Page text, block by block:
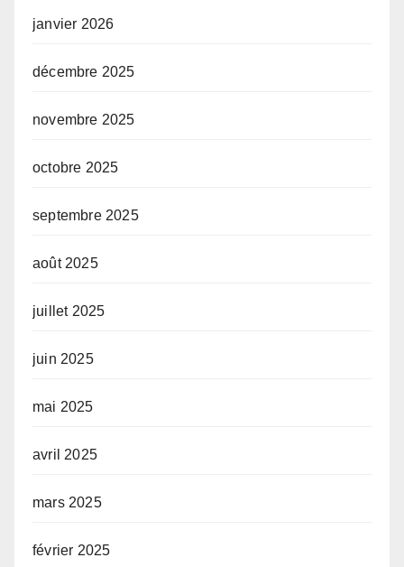
janvier 2026
décembre 2025
novembre 2025
octobre 2025
septembre 2025
août 2025
juillet 2025
juin 2025
mai 2025
avril 2025
mars 2025
février 2025